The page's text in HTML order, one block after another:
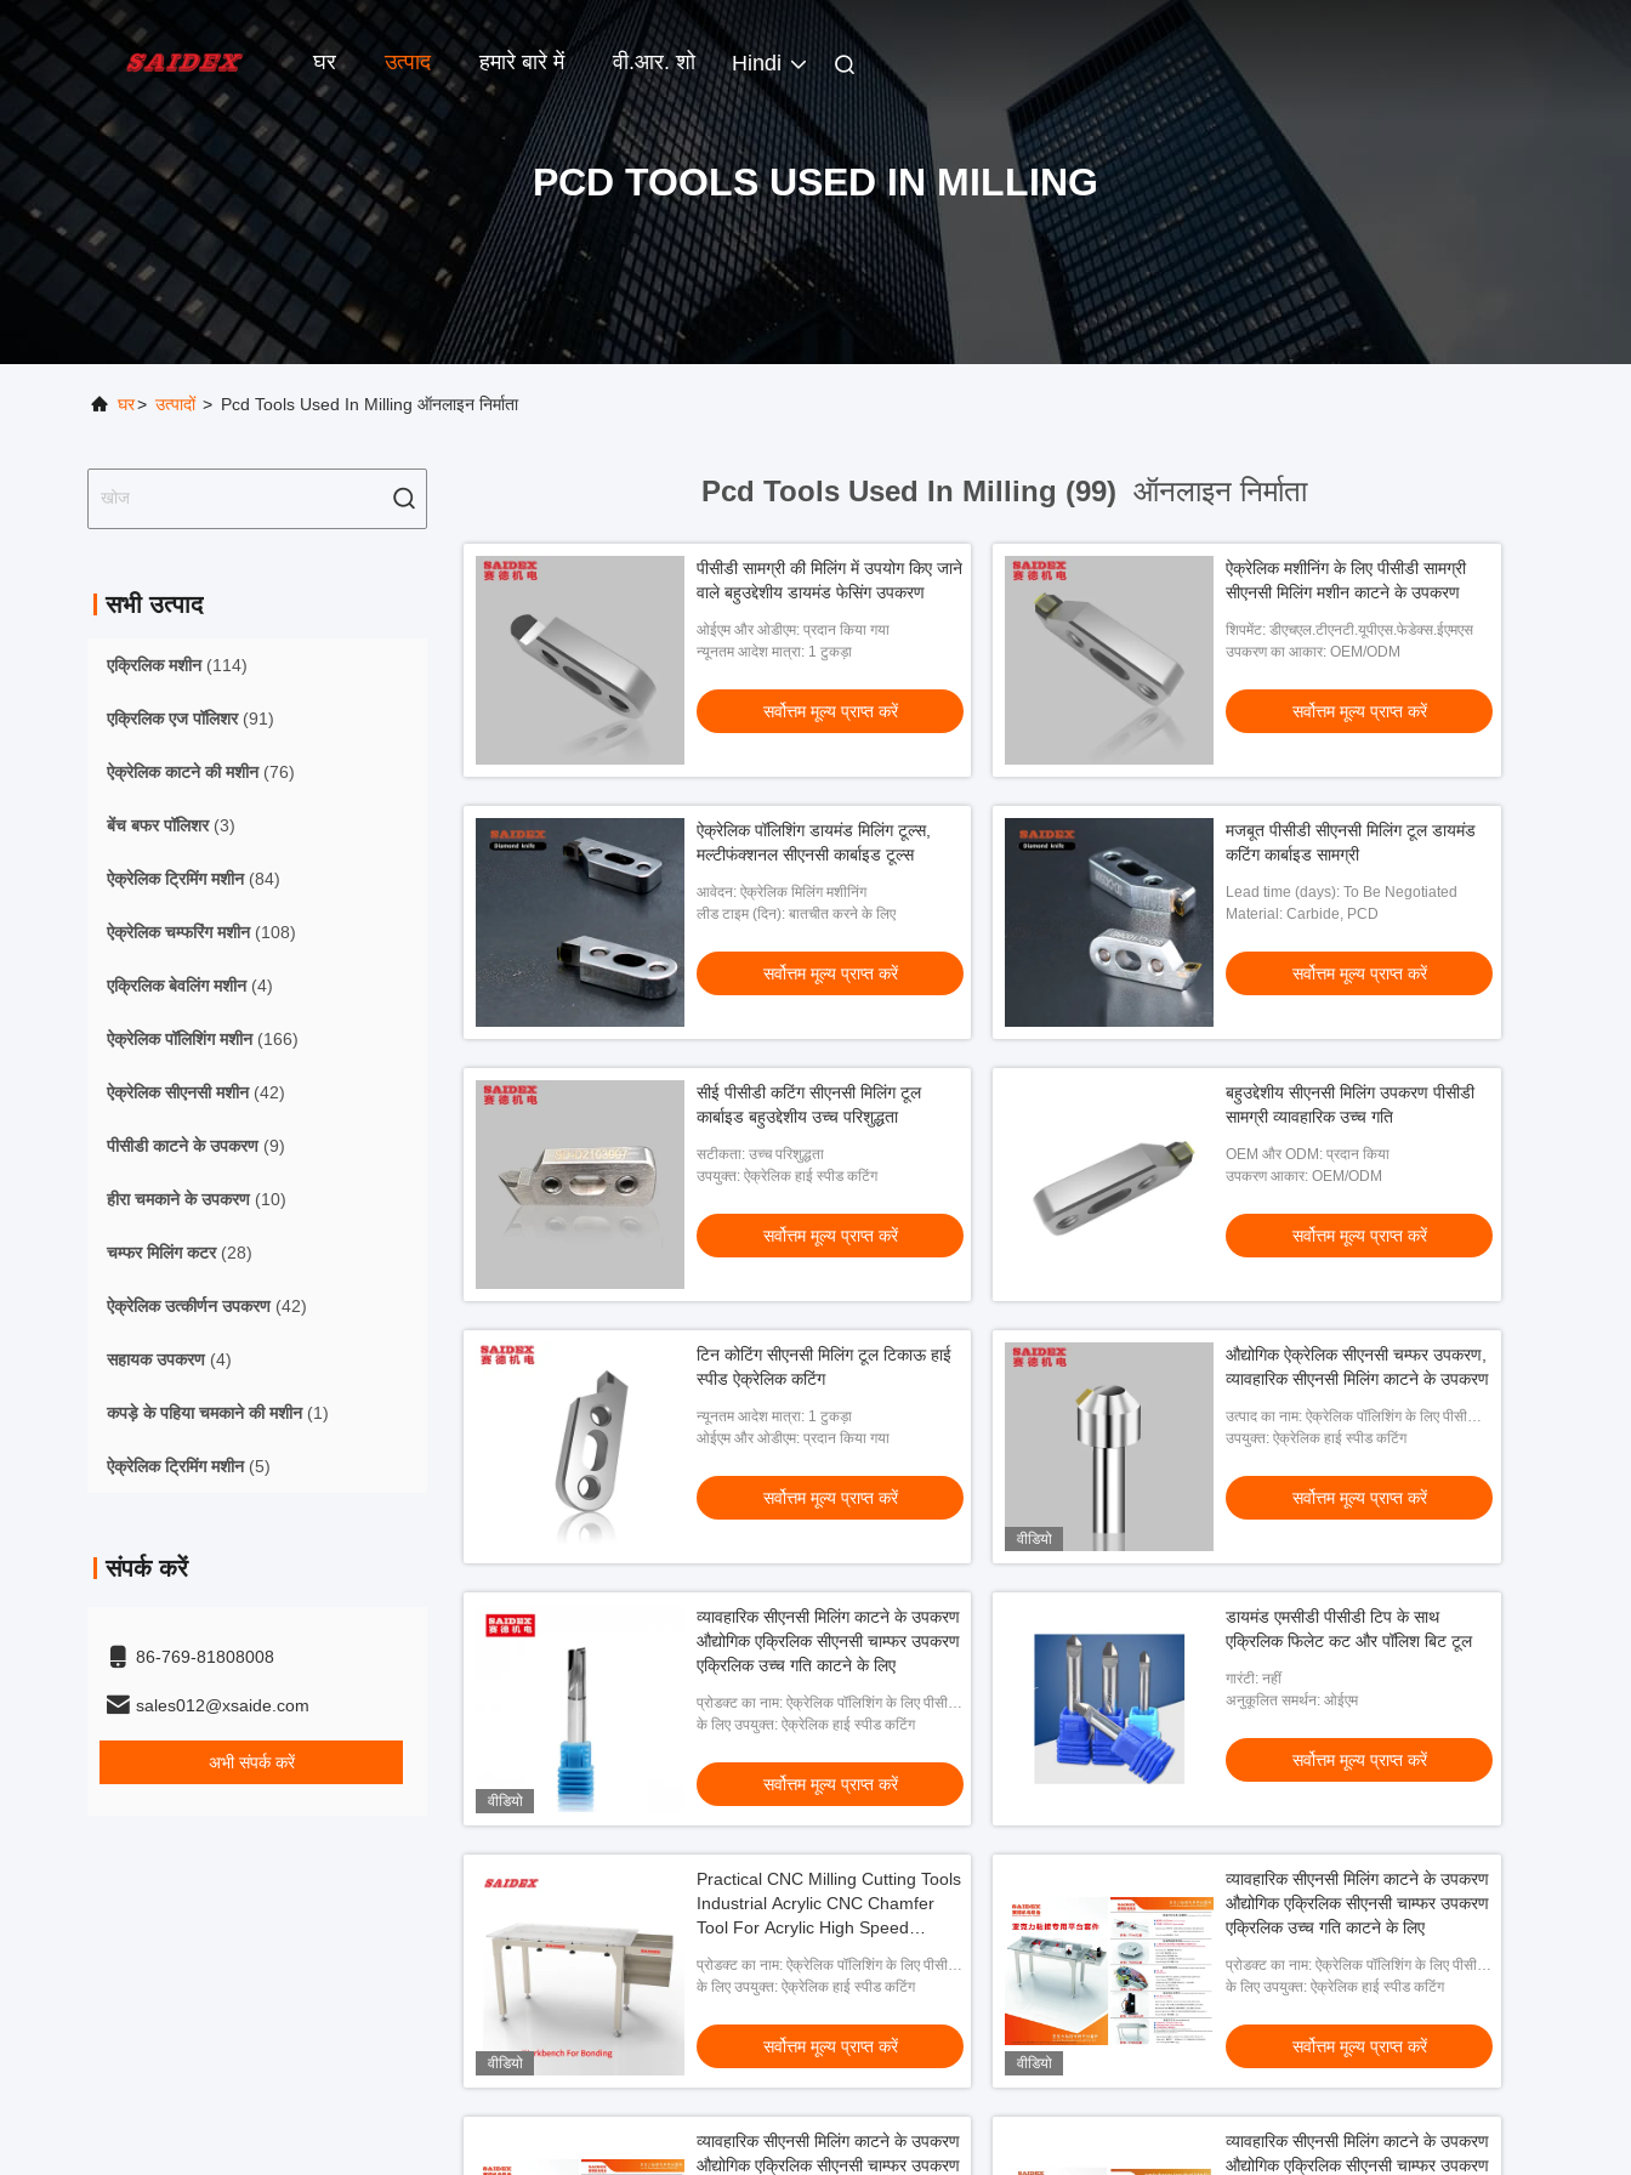
घर उत्पाद हमारे बारे में वी.आर. शो Hindi
PCD TOOLS USED IN MILLING
घर> उत्पादों > Pcd Tools Used In Milling ऑनलाइन निर्माता
सभी उत्पाद
एक्रिलिक मशीन(114)
एक्रिलिक एज पॉलिशर(91)
ऐक्रेलिक काटने की मशीन(76)
बेंच बफर पॉलिशर(3)
ऐक्रेलिक ट्रिमिंग मशीन(84)
ऐक्रेलिक चम्फरिंग मशीन(108)
एक्रिलिक बेवलिंग मशीन(4)
ऐक्रेलिक पॉलिशिंग मशीन(166)
ऐक्रेलिक सीएनसी मशीन(42)
पीसीडी काटने के उपकरण(9)
हीरा चमकाने के उपकरण(10)
चम्फर मिलिंग कटर(28)
ऐक्रेलिक उत्कीर्णन उपकरण(42)
सहायक उपकरण(4)
कपड़े के पहिया चमकाने की मशीन(1)
ऐक्रेलिक ट्रिमिंग मशीन(5)
संपर्क करें
86-769-81808008
sales012@xsaide.com
अभी संपर्क करें
Pcd Tools Used In Milling (99) ऑनलाइन निर्माता
पीसीडी सामग्री की मिलिंग में उपयोग किए जाने
वाले बहुउद्देशीय डायमंड फेसिंग उपकरण
ओईएम और ओडीएम: प्रदान किया गया
न्यूनतम आदेश मात्रा: 1 टुकड़ा
सर्वोत्तम मूल्य प्राप्त करें
ऐक्रेलिक मशीनिंग के लिए पीसीडी सामग्री
सीएनसी मिलिंग मशीन काटने के उपकरण
शिपमेंट: डीएचएल.टीएनटी.यूपीएस.फेडेक्स.ईएमएस
उपकरण का आकार: OEM/ODM
सर्वोत्तम मूल्य प्राप्त करें
ऐक्रेलिक पॉलिशिंग डायमंड मिलिंग टूल्स,
मल्टीफंक्शनल सीएनसी कार्बाइड टूल्स
आवेदन: ऐक्रेलिक मिलिंग मशीनिंग
लीड टाइम (दिन): बातचीत करने के लिए
सर्वोत्तम मूल्य प्राप्त करें
मजबूत पीसीडी सीएनसी मिलिंग टूल डायमंड
कटिंग कार्बाइड सामग्री
Lead time (days): To Be Negotiated
Material: Carbide, PCD
सर्वोत्तम मूल्य प्राप्त करें
सीई पीसीडी कटिंग सीएनसी मिलिंग टूल
कार्बाइड बहुउद्देशीय उच्च परिशुद्धता
सटीकता: उच्च परिशुद्धता
उपयुक्त: ऐक्रेलिक हाई स्पीड कटिंग
सर्वोत्तम मूल्य प्राप्त करें
बहुउद्देशीय सीएनसी मिलिंग उपकरण पीसीडी
सामग्री व्यावहारिक उच्च गति
OEM और ODM: प्रदान किया
उपकरण आकार: OEM/ODM
सर्वोत्तम मूल्य प्राप्त करें
टिन कोटिंग सीएनसी मिलिंग टूल टिकाऊ हाई
स्पीड ऐक्रेलिक कटिंग
न्यूनतम आदेश मात्रा: 1 टुकड़ा
ओईएम और ओडीएम: प्रदान किया गया
सर्वोत्तम मूल्य प्राप्त करें
वीडियो
औद्योगिक ऐक्रेलिक सीएनसी चम्फर उपकरण,
व्यावहारिक सीएनसी मिलिंग काटने के उपकरण
उत्पाद का नाम: ऐक्रेलिक पॉलिशिंग के लिए पीसीडी
सामग्री हीरा काटने का उपकरण
उपयुक्त: ऐक्रेलिक हाई स्पीड कटिंग
सर्वोत्तम मूल्य प्राप्त करें
वीडियो
व्यावहारिक सीएनसी मिलिंग काटने के उपकरण
औद्योगिक एक्रिलिक सीएनसी चाम्फर उपकरण
एक्रिलिक उच्च गति काटने के लिए
प्रोडक्ट का नाम: ऐक्रेलिक पॉलिशिंग के लिए पीसीडी
सामग्री हीरा काटने का उपकरण
के लिए उपयुक्त: ऐक्रेलिक हाई स्पीड कटिंग
सर्वोत्तम मूल्य प्राप्त करें
डायमंड एमसीडी पीसीडी टिप के साथ
एक्रिलिक फिलेट कट और पॉलिश बिट टूल
गारंटी: नहीं
अनुकूलित समर्थन: ओईएम
सर्वोत्तम मूल्य प्राप्त करें
वीडियो
Practical CNC Milling Cutting Tools
Industrial Acrylic CNC Chamfer
Tool For Acrylic High Speed
प्रोडक्ट का नाम: ऐक्रेलिक पॉलिशिंग के लिए पीसीडी
सामग्री हीरा काटने का उपकरण
के लिए उपयुक्त: ऐक्रेलिक हाई स्पीड कटिंग
सर्वोत्तम मूल्य प्राप्त करें
वीडियो
व्यावहारिक सीएनसी मिलिंग काटने के उपकरण
औद्योगिक एक्रिलिक सीएनसी चाम्फर उपकरण
एक्रिलिक उच्च गति काटने के लिए
प्रोडक्ट का नाम: ऐक्रेलिक पॉलिशिंग के लिए पीसीडी
सामग्री हीरा काटने का उपकरण
के लिए उपयुक्त: ऐक्रेलिक हाई स्पीड कटिंग
सर्वोत्तम मूल्य प्राप्त करें
व्यावहारिक सीएनसी मिलिंग काटने के उपकरण
औद्योगिक एक्रिलिक सीएनसी चाम्फर उपकरण
व्यावहारिक सीएनसी मिलिंग काटने के उपकरण
औद्योगिक एक्रिलिक सीएनसी चाम्फर उपकरण